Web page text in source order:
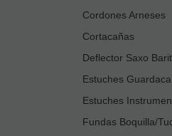
Cordones Arneses
Cortacañas
Deflector Saxo
Estuches
Estuches
Fundas Boquilla/